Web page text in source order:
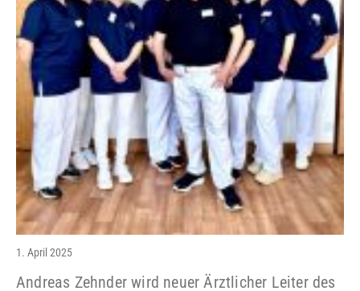
1. April 2025
Andreas Zehnder wird neuer Ärztlicher Leiter des